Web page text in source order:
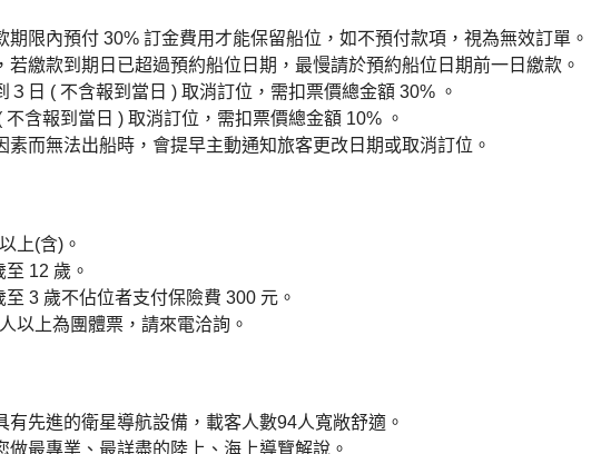
期限內預付 30% 訂金費用才能保留船位，如不預付款項，視為無效訂單。
若繳款到期日已超過預約船位日期，最慢請於預約船位日期前一日繳款。
３日 ( 不含報到當日 ) 取消訂位，需扣票價總金額 30% 。
含報到當日 ) 取消訂位，需扣票價總金額 10% 。
素而無法出船時，會提早主動通知旅客更改日期或取消訂位。
上(含)。
12 歲。
3 歲不佔位者支付保險費 300 元。
以上為團體票，請來電洽詢。
有先進的衛星導航設備，載客人數94人寬敞舒適。
做最專業、最詳盡的陸上、海上導覽解說。